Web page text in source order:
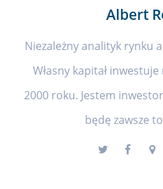
Albert
Niezależny analityk rynku
Własny kapitał
2000 roku. Jestem
będę zawsze